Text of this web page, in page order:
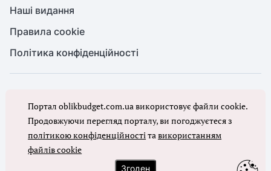
Наші видання
Правила cookie
Політика конфіденційності
Повне або часткове копіювання будь-яких матеріалів порталу,
цитування, публікація їх анотованих оглядів допускаються лише з
письмового дозволу редакції порталу
Ми в соцмережах
Портал oblikbudget.com.ua використовує файли cookie.
Продовжуючи перегляд порталу, ви погоджуєтеся з
політикою конфіденційностітавикористанням
файлів cookie
Згоден